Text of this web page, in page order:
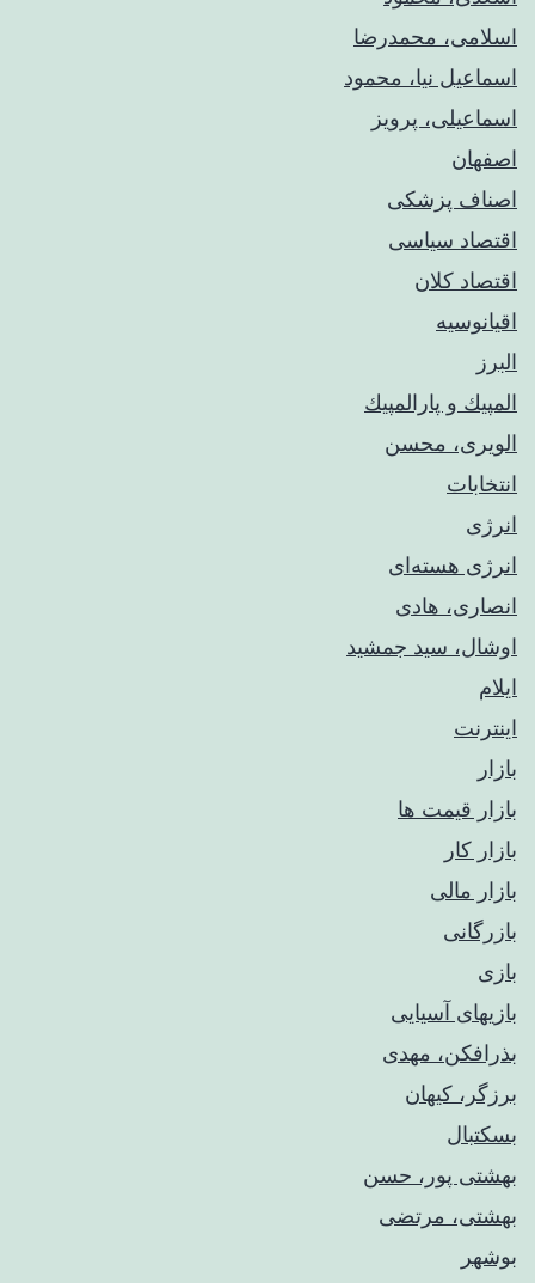
اسلامی، محمدرضا
اسماعیل نیا، محمود
اسماعیلی، پرویز
اصفهان
اصناف پزشکی
اقتصاد سیاسی
اقتصاد کلان
اقیانوسیه
البرز
المپيك و پارالمپيك
الویری، محسن
انتخابات
انرژی
انرژی هسته‌ای
انصاری، هادی
اوشال، سید جمشید
ایلام
اینترنت
بازار
بازار قیمت ها
بازار کار
بازار مالی
بازرگانی
بازی
بازیهای آسیایی
بذرافکن، مهدی
برزگر، کیهان
بسکتبال
بهشتی پور، حسن
بهشتی، مرتضی
بوشهر